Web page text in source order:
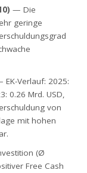
— Die
geringe
EK-Verlauf: 2025:
0.26 Mrd. USD,
von
mit hohen
(Ø
Free Cash